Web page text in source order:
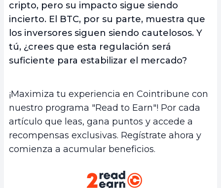
cripto, pero su impacto sigue siendo
incierto. El BTC, por su parte, muestra que
los inversores siguen siendo cautelosos. Y
tú, ¿crees que esta regulación será
suficiente para estabilizar el mercado?
¡Maximiza tu experiencia en Cointribune con
nuestro programa "Read to Earn"! Por cada
artículo que leas, gana puntos y accede a
recompensas exclusivas. Regístrate ahora y
comienza a acumular beneficios.